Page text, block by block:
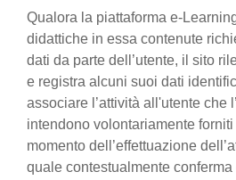
Qualora la piattaforma e-
didattiche in essa contenute
dati da parte dell’utente, il sito
e registra alcuni suoi dati
associare l’attività all'utente che
intendono volontariamente forniti
momento dell’effettuazione
quale contestualmente